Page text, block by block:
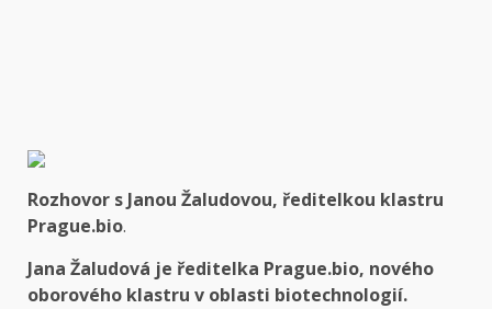
Rozhovor s Janou Žaludovou, ředitelkou klastru
Prague.bio.
Jana Žaludová je ředitelka Prague.bio, nového
oborového klastru v oblasti biotechnologií.